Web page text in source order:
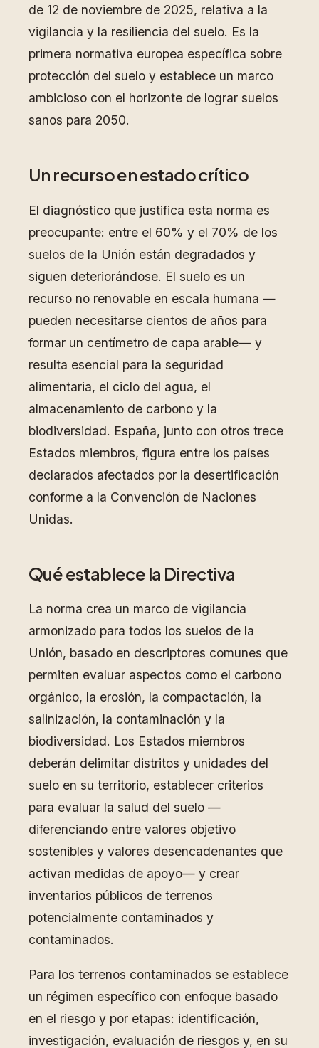
de 12 de noviembre de 2025, relativa a la
vigilancia y la resiliencia del suelo. Es la
primera normativa europea específica sobre
protección del suelo y establece un marco
ambicioso con el horizonte de lograr suelos
sanos para 2050.
Un recurso en estado crítico
El diagnóstico que justifica esta norma es
preocupante: entre el 60% y el 70% de los
suelos de la Unión están degradados y
siguen deteriorándose. El suelo es un
recurso no renovable en escala humana —
pueden necesitarse cientos de años para
formar un centímetro de capa arable— y
resulta esencial para la seguridad
alimentaria, el ciclo del agua, el
almacenamiento de carbono y la
biodiversidad. España, junto con otros trece
Estados miembros, figura entre los países
declarados afectados por la desertificación
conforme a la Convención de Naciones
Unidas.
Qué establece la Directiva
La norma crea un marco de vigilancia
armonizado para todos los suelos de la
Unión, basado en descriptores comunes que
permiten evaluar aspectos como el carbono
orgánico, la erosión, la compactación, la
salinización, la contaminación y la
biodiversidad. Los Estados miembros
deberán delimitar distritos y unidades del
suelo en su territorio, establecer criterios
para evaluar la salud del suelo —
diferenciando entre valores objetivo
sostenibles y valores desencadenantes que
activan medidas de apoyo— y crear
inventarios públicos de terrenos
potencialmente contaminados y
contaminados.
Para los terrenos contaminados se establece
un régimen específico con enfoque basado
en el riesgo y por etapas: identificación,
investigación, evaluación de riesgos y, en su